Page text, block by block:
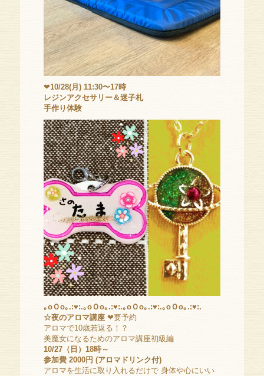
❤10/28(月) 11:30〜17時
レジンアクセサリー＆迷子札
手作り体験
｡oＯo｡.:♥:.｡oＯo｡.:♥:.｡oＯo｡.:♥:.｡oＯo｡.:♥:.
☆夜のアロマ講座❤要予約
アロマで10歳若返る！？
美魔女になるためのアロマ講座初級編
10/27（日）18時～
参加費 2000円 (アロマドリンク付)
アロマを生活に取り入れるだけで 身体や心にいい